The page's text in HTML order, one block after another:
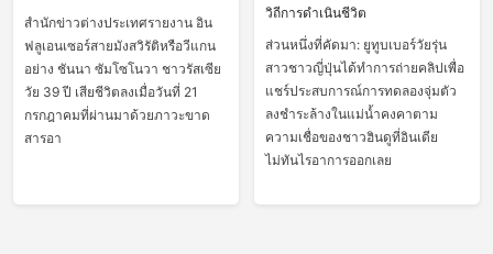
สำนักข่าวต่างประเทศรายงาน อิน
ฟลูเอนเซอร์สายมังสวิรัติหรือวีแกน
อย่าง ชันนา ซัมโซโนวา ชาวรัสเซีย
วัย 39 ปี เสียชีวิตลงเมื่อวันที่ 21
กรกฎาคมที่ผ่านมาด้วยภาวะขาด
สารอา
วิถีการดำเนินชีวิต
ส่วนหนึ่งที่คัดมา: ยูทูบเบอร์วัยรุ่น
สาวชาวญี่ปุ่นได้ทำการถ่ายคลิปเพื่อ
แชร์ประสบการณ์การทดลองจุ่มตัว
ลงชำระล้างในแม่น้ำคงคาตาม
ความเชื่อของชาวฮินดูที่อินเดีย
ไม่ทันไรอาการออกเลย